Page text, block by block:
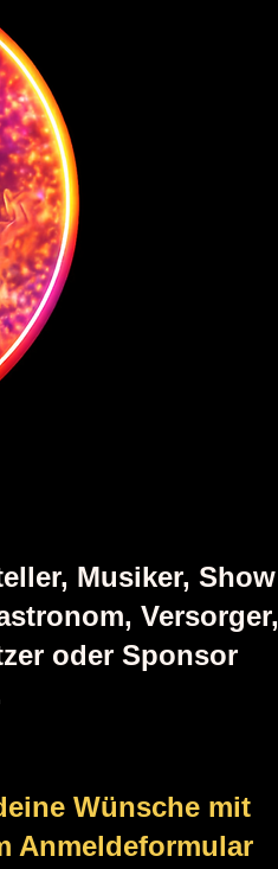
Musiker, Show
Versorger,
oder Sponsor
Wünsche mit
Anmeldeformular